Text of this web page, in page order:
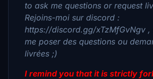
to ask me questions or request
Rejoins-moi sur discord :
https://discord.gg/xTzMfGvNgv ,
me poser des questions ou
livrées ;)
I remind you that it is strictly